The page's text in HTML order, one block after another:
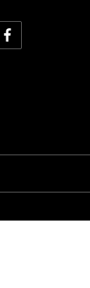
Facebook